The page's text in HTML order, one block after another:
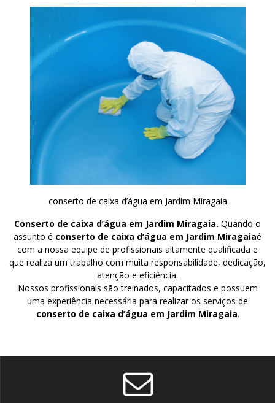
conserto de caixa d’água em Jardim Miragaia
Conserto de caixa d’água em Jardim Miragaia. Quando o
assunto é conserto de caixa d’água em Jardim Miragaiaé
com a nossa equipe de profissionais altamente qualificada e
que realiza um trabalho com muita responsabilidade, dedicação,
atenção e eficiência.
Nossos profissionais são treinados, capacitados e possuem
uma experiência necessária para realizar os serviços de
conserto de caixa d’água em Jardim Miragaia.